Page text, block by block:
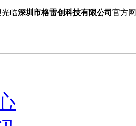
光临深圳市格雷创科技有限公司 官方